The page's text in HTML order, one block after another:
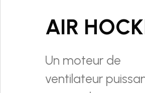
AIR
Un moteur de
ventilateur